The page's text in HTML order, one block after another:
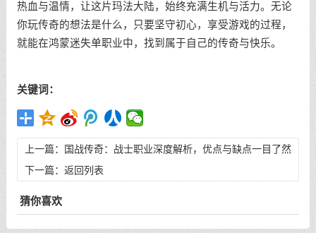
热血与温情，让这片玛法大陆，始终充满生机与活力。无论
你玩传奇的想法是什么，只要坚守初心，享受游戏的过程，
就能在鸿蒙迷失单职业中，找到属于自己的传奇与快乐。
关键词：
上一篇：
国战传奇：战士职业深度解析，优点与缺点一目了然
下一篇： 返回列表
猜你喜欢